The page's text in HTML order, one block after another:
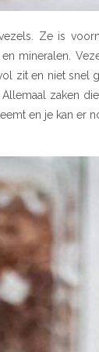
Ze is
mineralen.
zit en niet snel
zaken
en je kan er